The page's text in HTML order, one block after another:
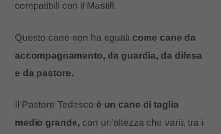
compatibili con il Mastiff.
Questo cane non ha eguali come cane da
accompagnamento, da guardia, da difesa
e da pastore.
Il Pastore Tedesco è un cane di taglia
medio grande, con un’altezza che varia tra i